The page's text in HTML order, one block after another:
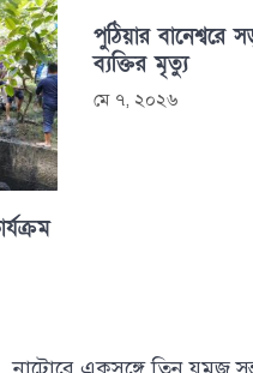
পুঠিয়ার বানেশ্বরে
ব্যক্তির মৃত্যু
মে ৭, ২০২৬
নাটোরে একসঙ্গে তিন যমজ